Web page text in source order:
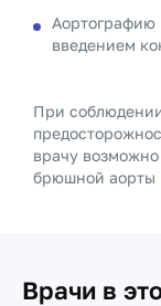
Аортографию
введением
При
врачу
брюшной аорты
Врачи в